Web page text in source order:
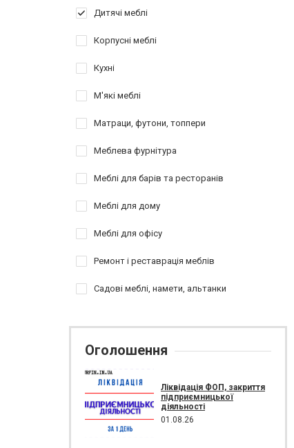
Дитячі меблі
Корпусні меблі
Кухні
М'які меблі
Матраци, футони, топпери
Меблева фурнітура
Меблі для барів та ресторанів
Меблі для дому
Меблі для офісу
Ремонт і реставрація меблів
Садові меблі, намети, альтанки
Оголошення
Ліквідація ФОП, закриття
підприємницької
діяльності
01.08.26